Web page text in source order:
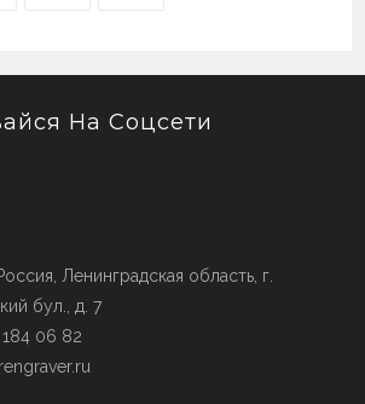
На Соцсети
Ленинградская область, г.
бул., д. 7
184 06 82